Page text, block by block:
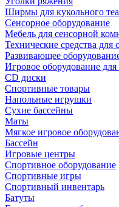
Ширмы для кукольного
Сенсорное оборудование
Мебель для сенсорной
Технические средства
Развивающее
Игровое оборудование
CD диски
Спортивные товары
Напольные игрушки
Сухие бассейны
Маты
Мягкое игровое
Бассейн
Игровые центры
Спортивное оборудование
Спортивные игры
Спортивный инвентарь
Батуты